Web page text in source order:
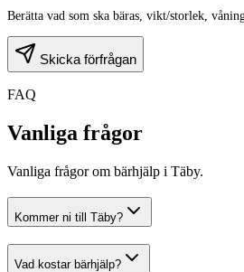
Berätta vad som ska bäras, vikt/storlek,
Skicka förfrågan
FAQ
Vanliga frågor
Vanliga frågor om bärhjälp i Täby.
Kommer ni till Täby?
Vad kostar bärhjälp?